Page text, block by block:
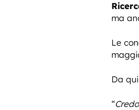
ma
Le
Da
“